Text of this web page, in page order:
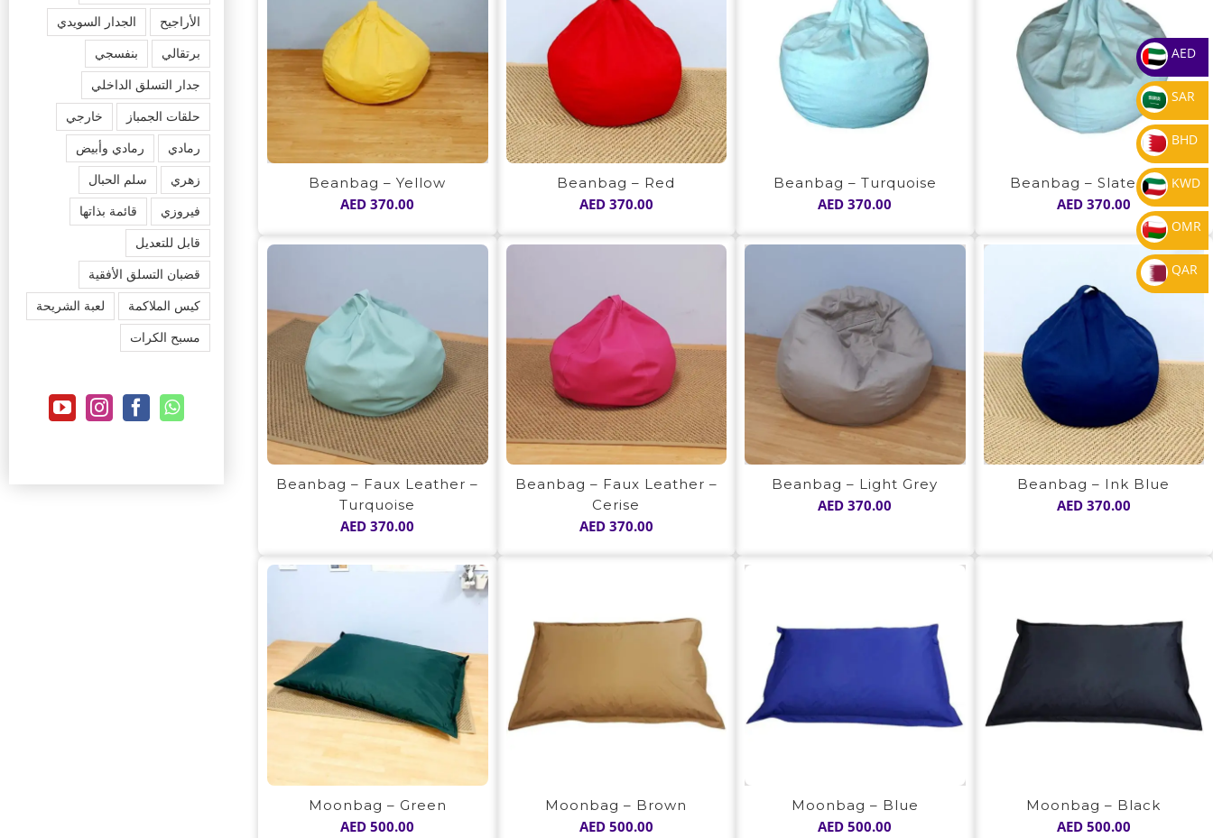
Beanbag – Slate Blue
AED370.00
Beanbag – Turquoise
AED 370.00
Beanbag – Red
AED370.00
Beanbag – Yellow
AED 370.00
Beanbag – Ink Blue
AED370.00
Beanbag – Light Grey
AED 370.00
Beanbag – Faux Leather –
Cerise
AED370.00
Beanbag – Faux Leather –
Turquoise
AED 370.00
Moonbag – Black
AED500.00
Moonbag – Blue
AED 500.00
Moonbag – Brown
AED500.00
Moonbag – Green
AED 500.00
الأراجيح
الجدار السويدي
برتقالي
بنفسجي
جدار التسلق الداخلي
حلقات الجمباز
خارجي
رمادي
رمادي وأبيض
زهري
سلم الحبال
فيروزي
قائمة بذاتها
قابل للتعديل
قضبان التسلق الأفقية
كيس الملاكمة
لعبة الشريحة
مسبح الكرات
AED
SAR
BHD
KWD
OMR
QAR